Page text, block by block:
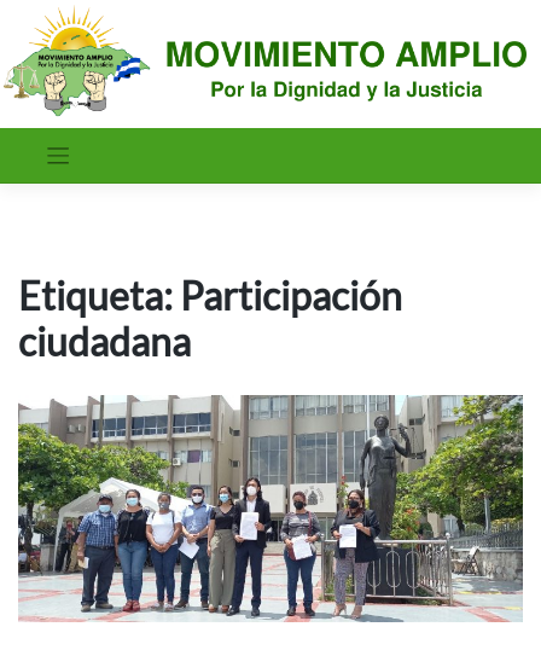
contenido
Etiqueta: Participación
ciudadana